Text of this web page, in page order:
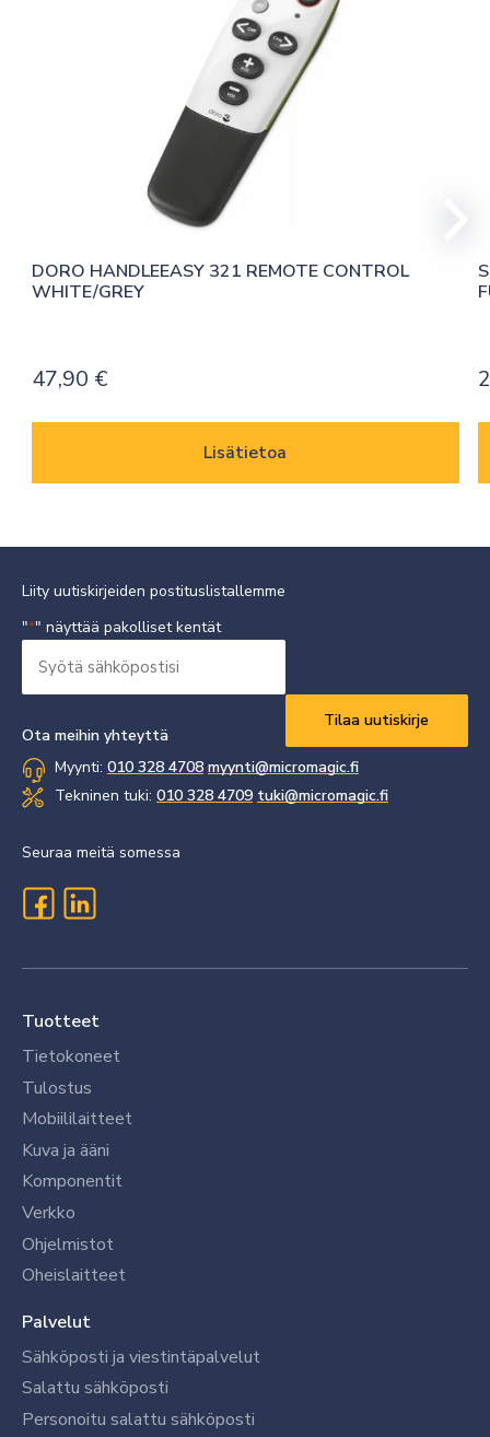
DORO HANDLEEASY 321 REMOTE CONTROL
WHITE/GREY
47,90 €
Lisätietoa
Liity uutiskirjeiden postituslistallemme
"*" näyttää pakolliset kentät
sähköpostisi
Ota meihin yhteyttä
Myynti: 010 328 4708 myynti@micromagic.fi
Tekninen tuki: 010 328 4709 tuki@micromagic.fi
Seuraa meitä somessa
Tuotteet
Tietokoneet
Tulostus
Mobiililaitteet
Kuva ja ääni
Komponentit
Verkko
Ohjelmistot
Oheislaitteet
Palvelut
Sähköposti ja viestintäpalvelut
Salattu sähköposti
Personoitu salattu sähköposti